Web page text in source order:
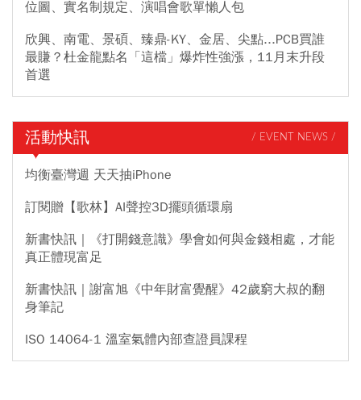
位圖、實名制規定、演唱會歌單懶人包
欣興、南電、景碩、臻鼎-KY、金居、尖點...PCB買誰
最賺？杜金龍點名「這檔」爆炸性強漲，11月末升段
首選
活動快訊 / EVENT NEWS /
均衡臺灣週 天天抽iPhone
訂閱贈【歌林】AI聲控3D擺頭循環扇
新書快訊｜《打開錢意識》學會如何與金錢相處，才能
真正體現富足
新書快訊｜謝富旭《中年財富覺醒》42歲窮大叔的翻
身筆記
ISO 14064-1 溫室氣體內部查證員課程